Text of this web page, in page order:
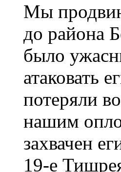
Мы
до района
было
атаковать
потеряли
нашим
захвачен
19-е